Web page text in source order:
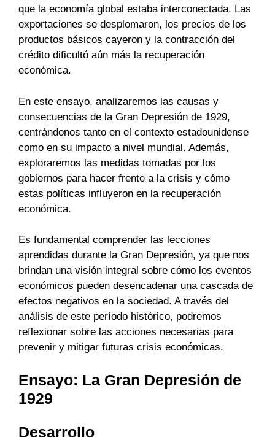
que la economía global estaba interconectada. Las
exportaciones se desplomaron, los precios de los
productos básicos cayeron y la contracción del
crédito dificultó aún más la recuperación
económica.
En este ensayo, analizaremos las causas y
consecuencias de la Gran Depresión de 1929,
centrándonos tanto en el contexto estadounidense
como en su impacto a nivel mundial. Además,
exploraremos las medidas tomadas por los
gobiernos para hacer frente a la crisis y cómo
estas políticas influyeron en la recuperación
económica.
Es fundamental comprender las lecciones
aprendidas durante la Gran Depresión, ya que nos
brindan una visión integral sobre cómo los eventos
económicos pueden desencadenar una cascada de
efectos negativos en la sociedad. A través del
análisis de este período histórico, podremos
reflexionar sobre las acciones necesarias para
prevenir y mitigar futuras crisis económicas.
Ensayo: La Gran Depresión de
1929
Desarrollo